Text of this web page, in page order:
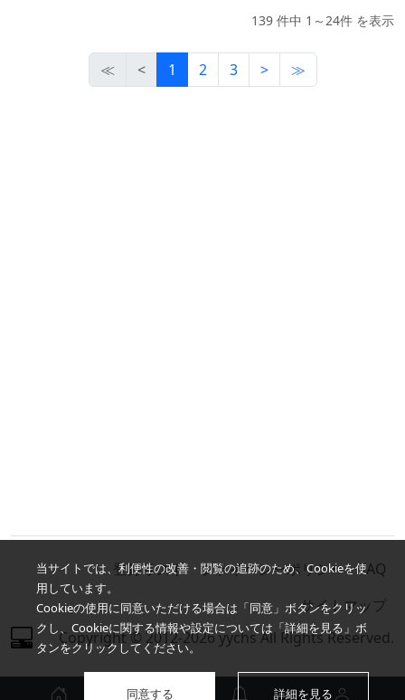
139 件中 1～24件 を表示
≪ < 1 2 3 > ≫
当サイトでは、利便性の改善・閲覧の追跡のため、Cookieを使
用しています。
Cookieの使用に同意いただける場合は「同意」ボタンをクリッ
クし、Cookieに関する情報や設定については「詳細を見る」ボ
タンをクリックしてください。
同意する 詳細を見る
登録リスト プライバシーポリシー
FAQ
サイトマップ
Copyright © 2012-2026 yychs All Rights Reserved.